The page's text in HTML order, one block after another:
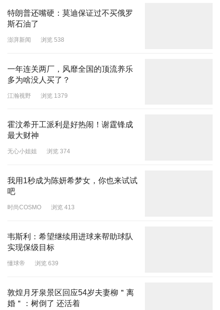
特朗普还嘴硬：莫迪保证过不买俄罗
斯石油了
澎湃新闻 浏览 538
一年连关两厂，风靡全国的顶流养乐
多为啥没人买了？
江瀚视野 浏览 1379
霍汶希开工派利是好热闹！谢霆锋成
最大财神
无心小姐姐 浏览 374
我用1秒成为陈妍希梦女，你也来试试
吧
时尚COSMO 浏览 413
韦斯利：希望继续用进球来帮助球队
实现保级目标
懂球帝 浏览 639
敦煌月牙泉景区回应54岁夫妻柳＂离
婚＂：树倒了 还活着